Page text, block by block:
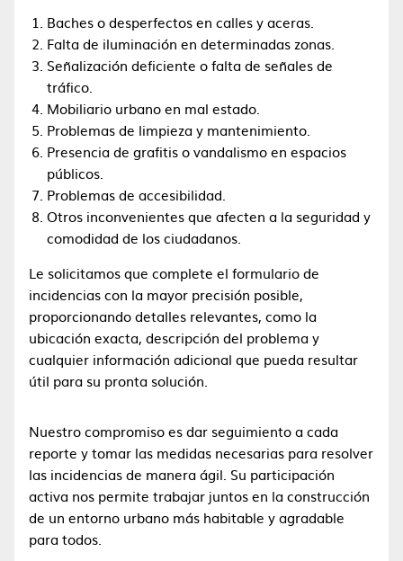
Baches o desperfectos en calles y aceras.
Falta de iluminación en determinadas zonas.
Señalización deficiente o falta de señales de
tráfico.
Mobiliario urbano en mal estado.
Problemas de limpieza y mantenimiento.
Presencia de grafitis o vandalismo en espacios
públicos.
Problemas de accesibilidad.
Otros inconvenientes que afecten a la seguridad y
comodidad de los ciudadanos.
Le solicitamos que complete el formulario de
incidencias con la mayor precisión posible,
proporcionando detalles relevantes, como la
ubicación exacta, descripción del problema y
cualquier información adicional que pueda resultar
útil para su pronta solución.
Nuestro compromiso es dar seguimiento a cada
reporte y tomar las medidas necesarias para resolver
las incidencias de manera ágil. Su participación
activa nos permite trabajar juntos en la construcción
de un entorno urbano más habitable y agradable
para todos.